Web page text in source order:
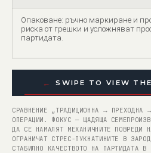
Опаковане: ръчно маркиране и
риска от грешки и усложняват
партидата.
← SWIPE TO VIEW
СРАВНЕНИЕ „ТРАДИЦИОННА → ПРЕХОДНА
ОПЕРАЦИИ. ФОКУС — ЩАДЯЩА
ДА СЕ НАМАЛЯТ МЕХАНИЧНИТЕ ПОВРЕДИ
ОГРАНИЧАТ СТРЕС-ПУКНАТИНИТЕ В
СТАБИЛНО КАЧЕСТВОТО НА ПАРТИДАТА В